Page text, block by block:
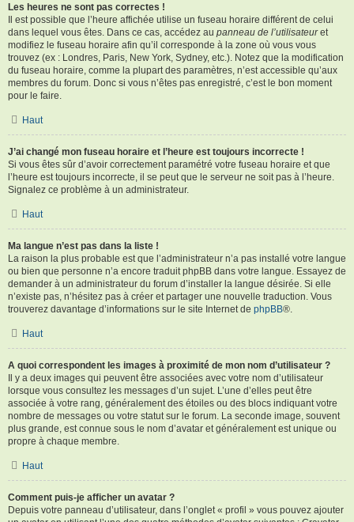
Les heures ne sont pas correctes !
Il est possible que l’heure affichée utilise un fuseau horaire différent de celui
dans lequel vous êtes. Dans ce cas, accédez au panneau de l’utilisateuret
modifiez le fuseau horaire afin qu’il corresponde à la zone où vous vous
trouvez (ex : Londres, Paris, New York, Sydney, etc.). Notez que la modification
du fuseau horaire, comme la plupart des paramètres, n’est accessible qu’aux
membres du forum. Donc si vous n’êtes pas enregistré, c’est le bon moment
pour le faire.
Haut
J’ai changé mon fuseau horaire et l’heure est toujours incorrecte !
Si vous êtes sûr d’avoir correctement paramétré votre fuseau horaire et que
l’heure est toujours incorrecte, il se peut que le serveur ne soit pas à l’heure.
Signalez ce problème à un administrateur.
Haut
Ma langue n’est pas dans la liste !
La raison la plus probable est que l’administrateur n’a pas installé votre langue
ou bien que personne n’a encore traduit phpBB dans votre langue. Essayez de
demander à un administrateur du forum d’installer la langue désirée. Si elle
n’existe pas, n’hésitez pas à créer et partager une nouvelle traduction. Vous
trouverez davantage d’informations sur le site Internet de phpBB®.
Haut
A quoi correspondent les images à proximité de mon nom d’utilisateur ?
Il y a deux images qui peuvent être associées avec votre nom d’utilisateur
lorsque vous consultez les messages d’un sujet. L’une d’elles peut être
associée à votre rang, généralement des étoiles ou des blocs indiquant votre
nombre de messages ou votre statut sur le forum. La seconde image, souvent
plus grande, est connue sous le nom d’avatar et généralement est unique ou
propre à chaque membre.
Haut
Comment puis-je afficher un avatar ?
Depuis votre panneau d’utilisateur, dans l’onglet « profil » vous pouvez ajouter